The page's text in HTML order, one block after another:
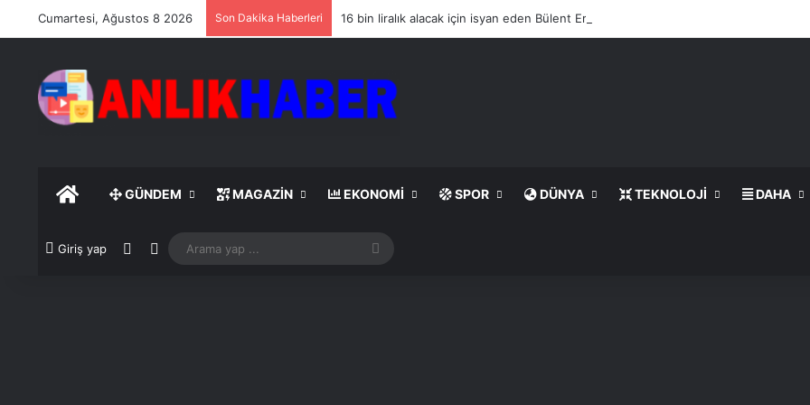
Cumartesi, Ağustos 8 2026 Son Dakika Haberleri 16 bin liralık alacak için isyan eden Bülent Ersoy, villasına döner tezgahı kurdurdu
ANASAYFAGÜNDEM MAGAZIN EKONOMI SPOR DÜNYA TEKNOLOJI DAHA
Giriş yap Rastgele Makale
Dış görünümü değiştir